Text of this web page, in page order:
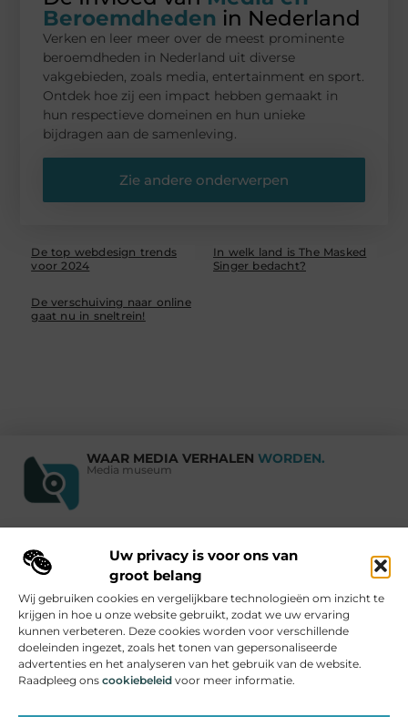
Uw privacy is voor ons van
groot belang
Wij gebruiken cookies en vergelijkbare technologieën om inzicht te
krijgen in hoe u onze website gebruikt, zodat we uw ervaring
kunnen verbeteren. Deze cookies worden voor verschillende
doeleinden ingezet, zoals het tonen van gepersonaliseerde
advertenties en het analyseren van het gebruik van de website.
Raadpleeg ons cookiebeleid voor meer informatie.
Beroemdheden in Nederland
Verken en leer meer over de meest prominente
beroemdheden in Nederland uit diverse
vakgebieden, zoals media, entertainment en sport.
Ontdek hoe zij een impact hebben gemaakt in
hun respectieve domeinen en hun unieke
bijdragen aan de samenleving.
Zie andere onderwerpen
De top webdesign trends
voor 2024
In welk land is The Masked
Singer bedacht?
De verschuiving naar online
gaat nu in sneltrein!
WAAR MEDIA VERHALEN WORDEN.
Media museum
Vind Ons Hier :
Beroemdheden Uit de Media Partners Over ons
Contact Adverteren Website index Cookiebeleid (EU)